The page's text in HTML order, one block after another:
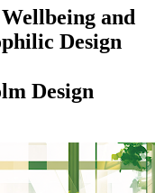
and
Design
Design